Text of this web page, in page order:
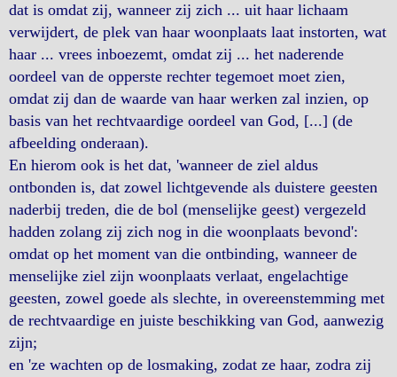
dat is omdat zij, wanneer zij zich ... uit haar lichaam
verwijdert, de plek van haar woonplaats laat instorten, wat
haar ... vrees inboezemt, omdat zij ... het naderende
oordeel van de opperste rechter tegemoet moet zien,
omdat zij dan de waarde van haar werken zal inzien, op
basis van het rechtvaardige oordeel van God, [...] (de
afbeelding onderaan).
En hierom ook is het dat, 'wanneer de ziel aldus
ontbonden is, dat zowel lichtgevende als duistere geesten
naderbij treden, die de bol (menselijke geest) vergezeld
hadden zolang zij zich nog in die woonplaats bevond':
omdat op het moment van die ontbinding, wanneer de
menselijke ziel zijn woonplaats verlaat, engelachtige
geesten, zowel goede als slechte, in overeenstemming met
de rechtvaardige en juiste beschikking van God, aanwezig
zijn;
en 'ze wachten op de losmaking, zodat ze haar, zodra zij